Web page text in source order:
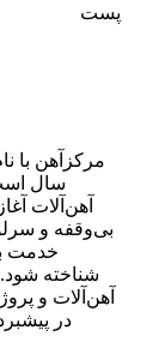
پست
سال
آهن‌آلات
بی‌وقفه و
خدمت
شناخته
آهن‌آلات و
در